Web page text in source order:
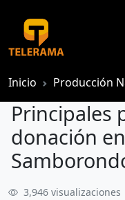
Inicio Producción
Principales
donación
3,946 visualizaciones